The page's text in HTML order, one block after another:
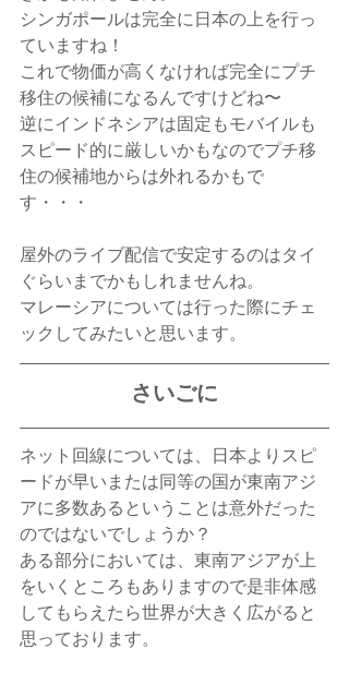
シンガポールは完全に日本の上を行っ
ていますね！
これで物価が高くなければ完全にプチ
移住の候補になるんですけどね〜
逆にインドネシアは固定もモバイルも
スピード的に厳しいかもなのでプチ移
住の候補地からは外れるかもで
す・・・
屋外のライブ配信で安定するのはタイ
ぐらいまでかもしれませんね。
マレーシアについては行った際にチェ
ックしてみたいと思います。
さいごに
ネット回線については、日本よりスピ
ードが早いまたは同等の国が東南アジ
アに多数あるということは意外だった
のではないでしょうか？
ある部分においては、東南アジアが上
をいくところもありますので是非体感
してもらえたら世界が大きく広がると
思っております。